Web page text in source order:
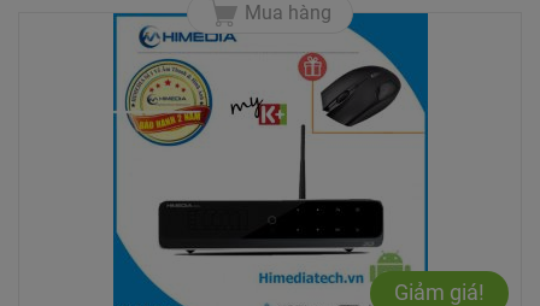
Mua hàng
Giảm giá!